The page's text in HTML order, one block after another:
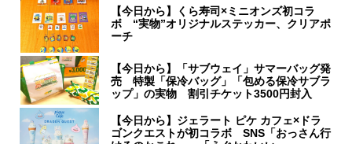
【今日から】くら寿司×ミニオンズ初コラ
ボ “実物”オリジナルステッカー、クリアポ
ーチ
【今日から】「サブウェイ」サマーバッグ発
売 特製「保冷バッグ」「包める保冷サブラ
ップ」の実物 割引チケット3500円封入
【今日から】ジェラート ピケ カフェ×ドラ
ゴンクエストが初コラボ SNS「おっさん行